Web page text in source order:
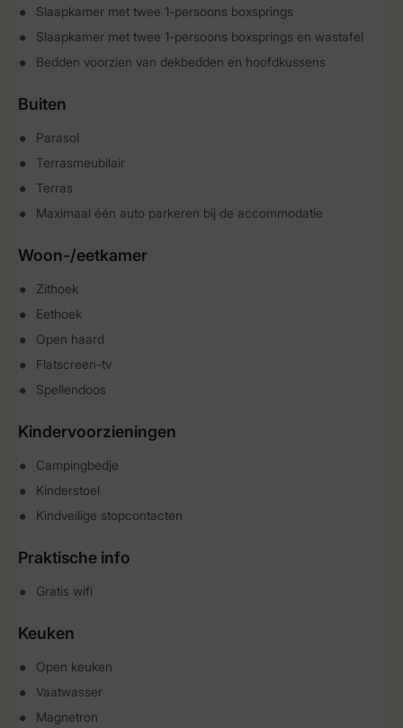
Slaapkamer met twee 1-persoons boxsprings
Slaapkamer met twee 1-persoons boxsprings en wastafel
Bedden voorzien van dekbedden en hoofdkussens
Buiten
Parasol
Terrasmeubilair
Terras
Maximaal één auto parkeren bij de accommodatie
Woon-/eetkamer
Zithoek
Eethoek
Open haard
Flatscreen-tv
Spellendoos
Kindervoorzieningen
Campingbedje
Kinderstoel
Kindveilige stopcontacten
Praktische info
Gratis wifi
Keuken
Open keuken
Vaatwasser
Magnetron